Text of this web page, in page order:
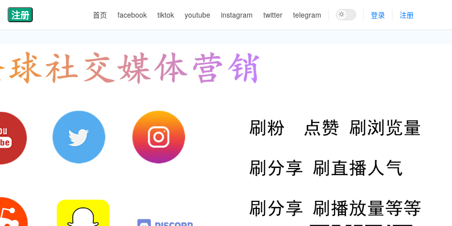
注册 首页 facebook tiktok youtube instagram twitter telegram 登录 注册